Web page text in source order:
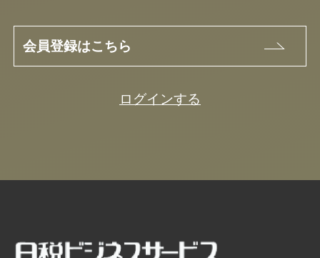
会員登録はこちら
ログインする